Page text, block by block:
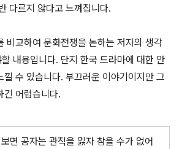
다르지 않다고 느껴집니다.
비교하여 문화전쟁을 논하는 저자의 생각
내용입니다. 단지 한국 드라마에 대한 안
낄 수 있습니다. 부끄러운 이야기이지만 그
긴 어렵습니다.
면 공자는 관직을 잃자 참을 수가 없어